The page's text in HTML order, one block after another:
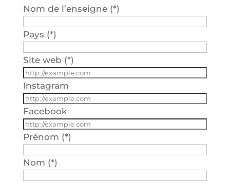
Nom de l’en­seigne (*)
Pays (*)
Site web (*)
Ins­ta­gram
Face­book
Pré­nom (*)
Nom (*)